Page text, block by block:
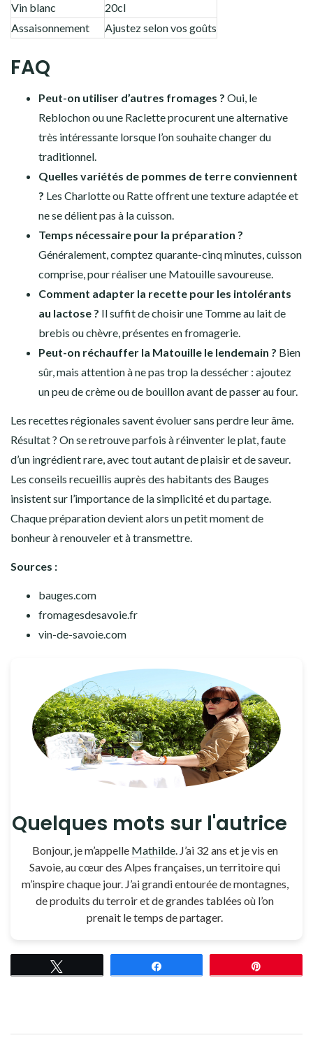
Vin blanc
20cl
Assaisonnement
Ajustez selon vos goûts
FAQ
Peut-on utiliser d’autres fromages ? Oui, le
Reblochon ou une Raclette procurent une alternative
très intéressante lorsque l’on souhaite changer du
traditionnel.
Quelles variétés de pommes de terre conviennent
? Les Charlotte ou Ratte offrent une texture adaptée et
ne se délient pas à la cuisson.
Temps nécessaire pour la préparation ?
Généralement, comptez quarante-cinq minutes, cuisson
comprise, pour réaliser une Matouille savoureuse.
Comment adapter la recette pour les intolérants
au lactose ? Il suffit de choisir une Tomme au lait de
brebis ou chèvre, présentes en fromagerie.
Peut-on réchauffer la Matouille le lendemain ? Bien
sûr, mais attention à ne pas trop la dessécher : ajoutez
un peu de crème ou de bouillon avant de passer au four.
Les recettes régionales savent évoluer sans perdre leur âme.
Résultat ? On se retrouve parfois à réinventer le plat, faute
d’un ingrédient rare, avec tout autant de plaisir et de saveur.
Les conseils recueillis auprès des habitants des Bauges
insistent sur l’importance de la simplicité et du partage.
Chaque préparation devient alors un petit moment de
bonheur à renouveler et à transmettre.
Sources :
bauges.com
fromagesdesavoie.fr
vin-de-savoie.com
Quelques mots sur l'autrice
Bonjour, je m’appelle Mathilde. J’ai 32 ans et je vis en
Savoie, au cœur des Alpes françaises, un territoire qui
m’inspire chaque jour. J’ai grandi entourée de montagnes,
de produits du terroir et de grandes tablées où l’on
prenait le temps de partager.